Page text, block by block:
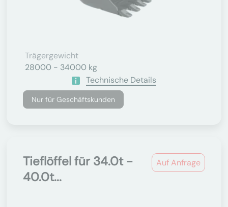
Trägergewicht
28000 - 34000 kg
Technische Details
Nur für Geschäftskunden
Auf Anfrage
Tieflöffel für 34.0t -
40.0t...